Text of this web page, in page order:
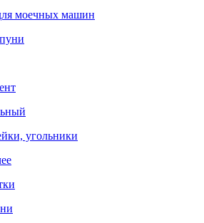
моечных машин
угольники